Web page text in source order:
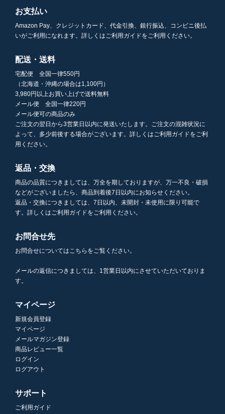
お支払い
Amazon Pay、クレジットカード、代金引換、銀行振込、コンビニ後払
いがご利用になれます。詳しくはご利用ガイドをご利用ください。
配送・送料
宅配便 全国一律550円
（北海道・沖縄の場合は1,100円）
3,980円以上お買い上げで送料無料
メール便 全国一律220円
メール便可の商品のみ
ご注文の翌日から3営業日以内に発送いたします。ご注文の混雑状況に
よって、多少前後する場合がございます。詳しくはご利用ガイドをご利
用ください。
返品・交換
商品の品質につきましては、万全を期しておりますが、万一不良・破損
などがございましたら、商品到着後7日以内にお知らせください。
返品・交換につきましては、7日以内、未開封・未使用に限り可能で
す。詳しくはご利用ガイドをご利用ください。
お問合せ先
お問合せについてはこちらをご覧ください。
メールの返信につきましては、1営業日以内にさせていただいておりま
す。
マイページ
新規会員登録
マイページ
メールマガジン登録
商品レビュー一覧
ログイン
ログアウト
サポート
ご利用ガイド